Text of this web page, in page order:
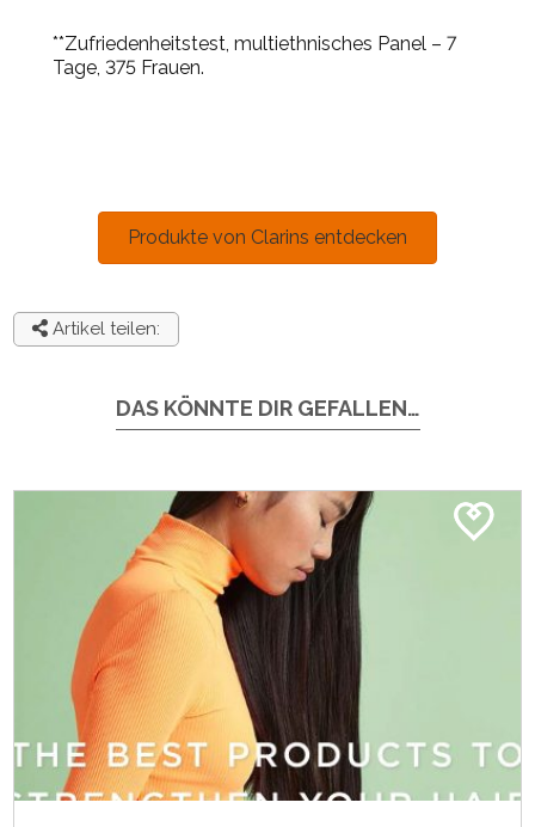
**Zufriedenheitstest, multiethnisches Panel – 7
Tage, 375 Frauen.
Produkte von Clarins entdecken
Artikel teilen:
DAS KÖNNTE DIR GEFALLEN…